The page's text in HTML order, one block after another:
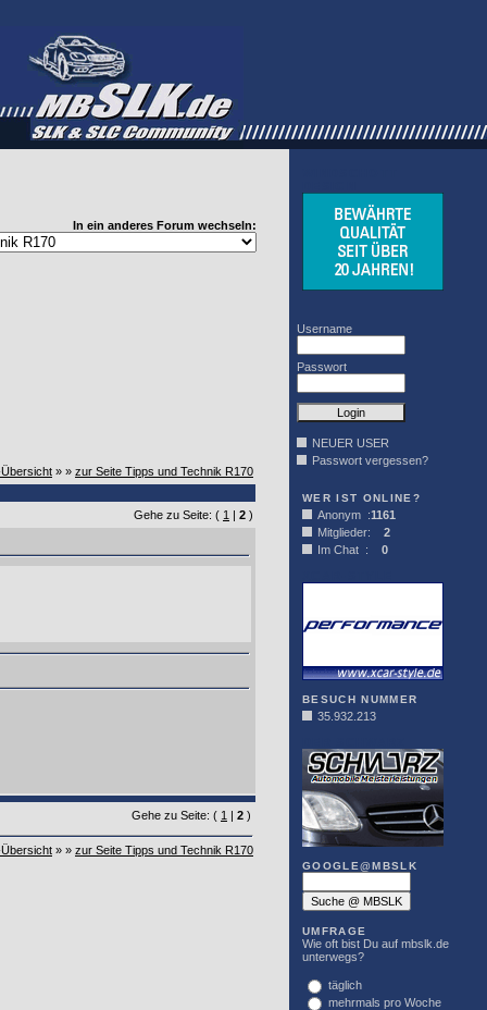
In ein anderes Forum wechseln:
» » zur Seite Tipps und Technik R170
Gehe zu Seite: ( 1 | 2 )
Gehe zu Seite: ( 1 | 2 )
» » zur Seite Tipps und Technik R170
Username
Passwort
NEUER USER
Passwort vergessen?
WER IST ONLINE?
Anonym :1161
Mitglieder: 2
Im Chat : 0
BESUCH NUMMER
35.932.213
GOOGLE@MBSLK
UMFRAGE
Wie oft bist Du auf mbslk.de
unterwegs?
täglich
mehrmals pro Woche